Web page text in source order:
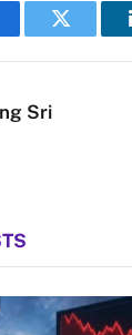
Twitter
Sri